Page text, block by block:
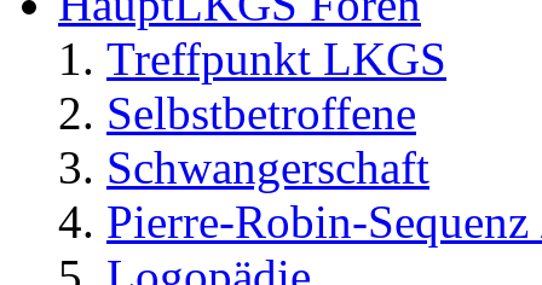
Treffpunkt LKGS
Selbstbetroffene
Schwangerschaft
Pierre-Robin-